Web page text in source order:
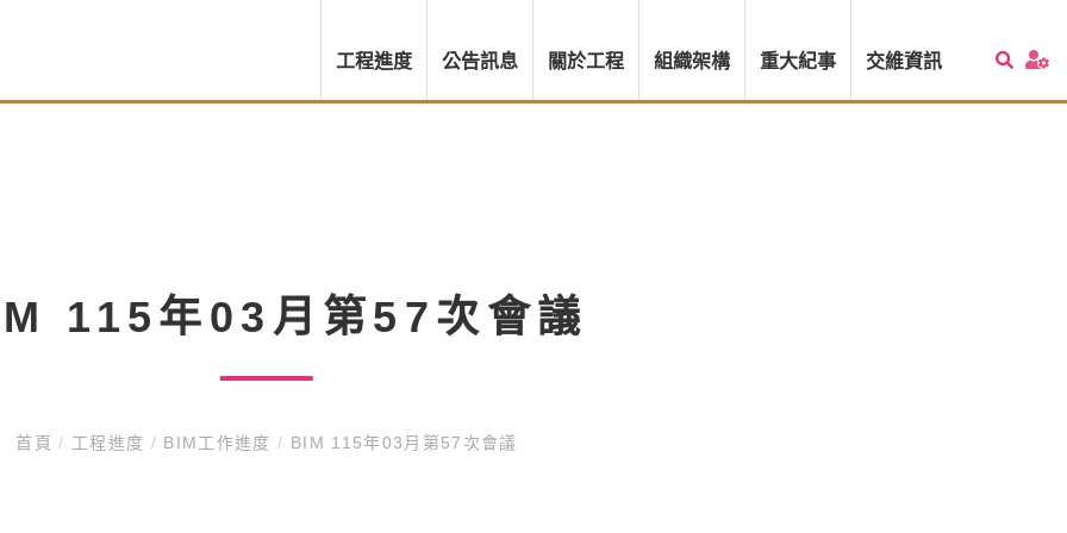
工程進度 公告訊息 關於工程 組織架構 重大紀事 交維資訊
115年03月第57次會議
首頁/ 工程進度 / BIM工作進度/ BIM 115年03月第57次會議